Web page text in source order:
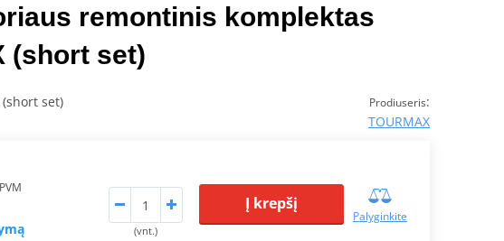
remontinis komplektas
(short set)
Prodiuseris:
TOURMAX
set)
(vnt.)
Į krepšį
Palyginkite